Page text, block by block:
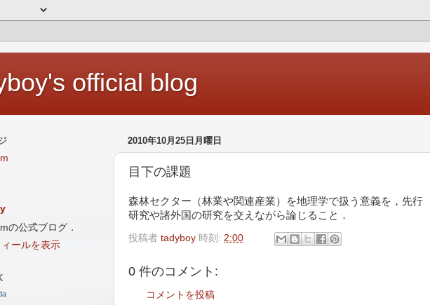
official blog
2010年10月25日月曜日
目下の課題
森林セクター（林業や関連産業）を地理学で扱う意義を，先行
研究や諸外国の研究を交えながら論じること．
投稿者 tadyboy 時刻: 2:00
0 件のコメント:
コメントを投稿
の公式ブログ．
ールを表示